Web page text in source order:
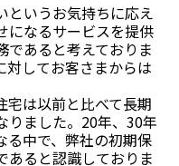
というお気持ちに応え
になるサービスを提供
であると考えておりま
対してお客さまからは
宅は以前と比べて長期
りました。20年、30年
る中で、弊社の初期保
あると認識しておりま